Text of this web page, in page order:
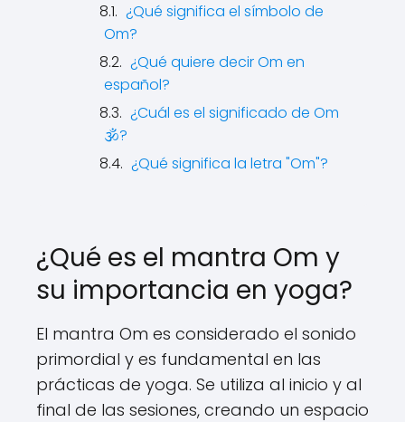
¿Qué significa el símbolo de
Om?
¿Qué quiere decir Om en
español?
¿Cuál es el significado de Om
🕉?
¿Qué significa la letra "Om"?
¿Qué es el mantra Om y
su importancia en yoga?
El mantra Om es considerado el sonido
primordial y es fundamental en las
prácticas de yoga. Se utiliza al inicio y al
final de las sesiones, creando un espacio